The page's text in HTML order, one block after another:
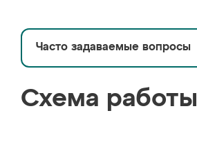
Часто задаваемые вопросы
Схема работы